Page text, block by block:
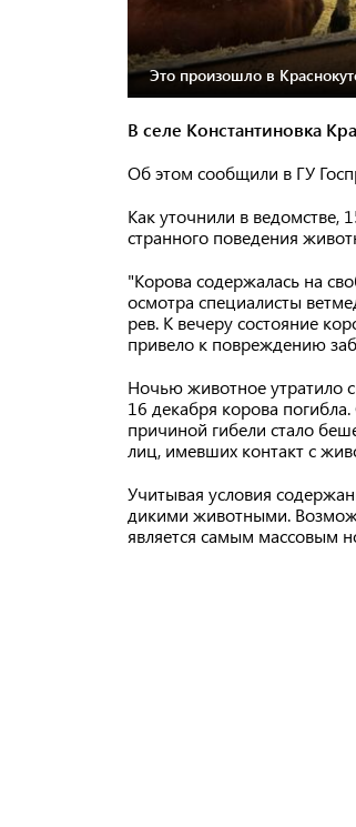
Это произошло в
В селе Константиновка
Об этом сообщили в ГУ
Как уточнили в ведомстве,
странного поведения
"Корова содержалась на
осмотра специалисты
рев. К вечеру состояние
привело к повреждению
Ночью животное утратило
​​16 декабря корова
причиной гибели стало
лиц, имевших контакт с
Учитывая условия
дикими животными.
является самым массовым